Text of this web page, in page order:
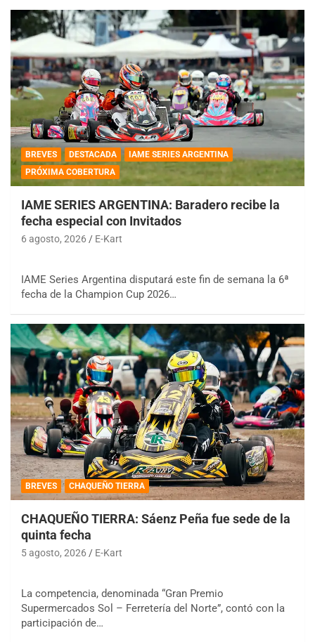
BREVES DESTACADA
IAME SERIES ARGENTINA
PRÓXIMA COBERTURA
IAME SERIES ARGENTINA: Baradero recibe la
fecha especial con Invitados
6 agosto, 2026 E-Kart
IAME Series Argentina disputará este fin de semana la 6ª
fecha de la Champion Cup 2026…
BREVES CHAQUEÑO TIERRA
CHAQUEÑO TIERRA: Sáenz Peña fue sede de la
quinta fecha
5 agosto, 2026 E-Kart
La competencia, denominada “Gran Premio
Supermercados Sol – Ferretería del Norte”, contó con la
participación de…